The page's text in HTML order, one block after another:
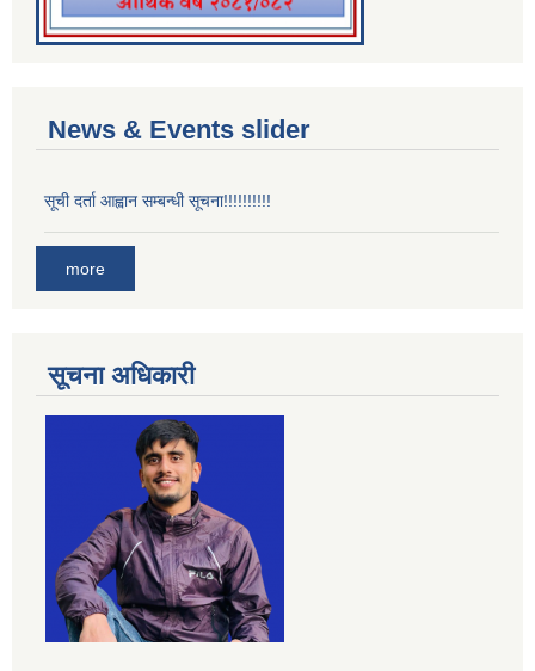
News & Events slider
सूची दर्ता आह्वान सम्बन्धी सूचना!!!!!!!!!!
more
सूचना अधिकारी